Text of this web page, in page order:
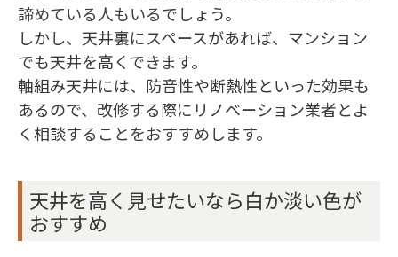
諦めている人もいるでしょう。
しかし、天井裏にスペースがあれば、マンション
でも天井を高くできます。
軸組み天井には、防音性や断熱性といった効果も
あるので、改修する際にリノベーション業者とよ
く相談することをおすすめします。
天井を高く見せたいなら白か淡い色が
おすすめ